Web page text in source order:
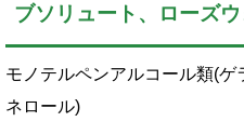
ブソリュート、ローズ
モノテルペンアルコール類(ゲ
ネロール)